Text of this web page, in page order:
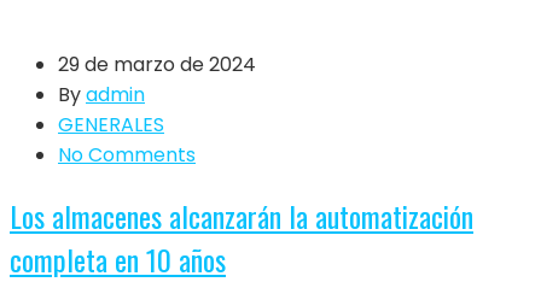
29 de marzo de 2024
Byadmin
GENERALES
No Comments
Los almacenes alcanzarán la automatización
completa en 10 años